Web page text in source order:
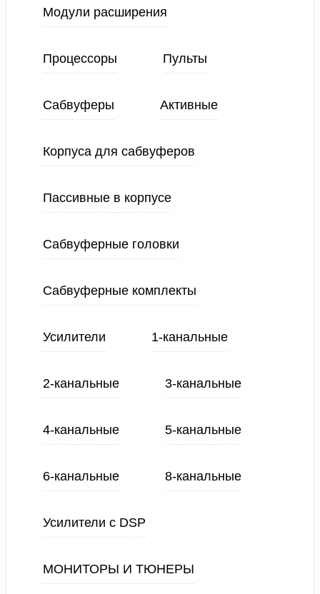
Модули расширения
Процессоры Пульты
Сабвуферы Активные
Корпуса для сабвуферов
Пассивные в корпусе
Сабвуферные головки
Сабвуферные комплекты
Усилители 1-канальные
2-канальные 3-канальные
4-канальные 5-канальные
6-канальные 8-канальные
Усилители с DSP
МОНИТОРЫ И ТЮНЕРЫ